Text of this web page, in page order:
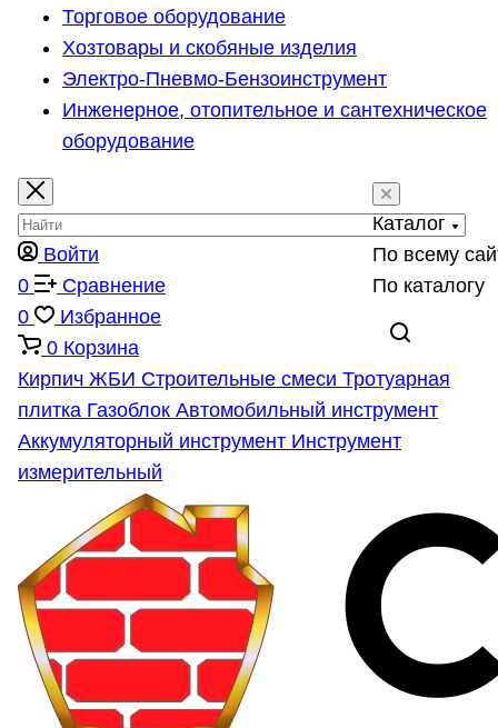
Торговое оборудование
Хозтовары и скобяные изделия
Электро-Пневмо-Бензоинструмент
Инженерное, отопительное и сантехническое
оборудование
Каталог
По всему
По каталогу
Войти
0
Сравнение
0
Избранное
0 Корзина
Кирпич ЖБИ Строительные смеси Тротуарная
плитка Газоблок Автомобильный инструмент
Аккумуляторный инструмент Инструмент
измерительный